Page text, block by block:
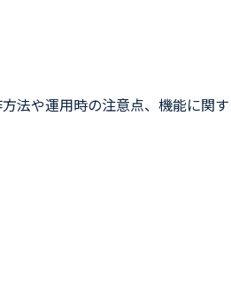
法や運用時の注意点、機能に関